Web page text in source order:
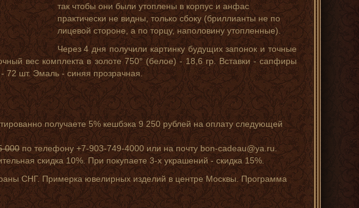
так чтобы они были утоплены в корпус и анфас
практически не видны, только сбоку (бриллианты не по
лицевой стороне, а по торцу, наполовину утопленные).
Через 4 дня получили картинку будущих запонок и точные
вес комплекта в золоте 750° (белое) - 18,6 гр. Вставки - сапфиры
72 шт. Эмаль - синяя прозрачная.
получаете 5% кешбэка 9 250 рублей на оплату следующей
000по телефону +7-903-749-4000 или на почту bon-cadeau@ya.ru.
скидка 10%. При покупаете 3-х украшений - скидка 15%.
СНГ. Примерка ювелирных изделий в центре Москвы. Программа